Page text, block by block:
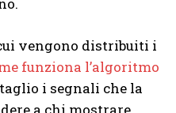
vengono distribuiti i
funziona l’algoritmo
i segnali che la
a chi mostrare